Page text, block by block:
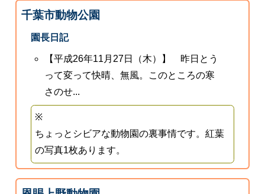
千葉市動物公園
園長日記
【平成26年11月27日（木）】 昨日とう
って変って快晴、無風。このところの寒
さのせ...
※
ちょっとシビアな動物園の裏事情です。紅葉
の写真1枚あります。